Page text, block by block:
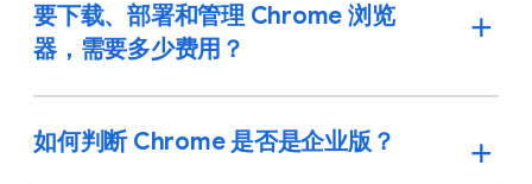
要下载、部署和管理 Chrome 浏览
器，需要多少费用？
如何判断 Chrome 是否是企业版？